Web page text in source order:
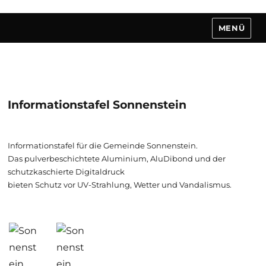
MILLER's MARKETING
MENÜ
Informationstafel Sonnenstein
Informationstafel für die Gemeinde Sonnenstein.
Das pulverbeschichtete Aluminium, AluDibond und der
schutzkaschierte Digitaldruck
bieten Schutz vor UV-Strahlung, Wetter und Vandalismus.